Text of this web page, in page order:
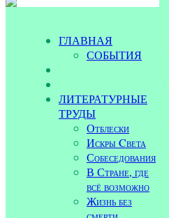
ГЛАВНАЯ
СОБЫТИЯ
ЛИТЕРАТУРНЫЕ
ТРУДЫ
Отблески
Искры Cвета
Собеседования
В Стране, где
всё возможно
Жизнь без